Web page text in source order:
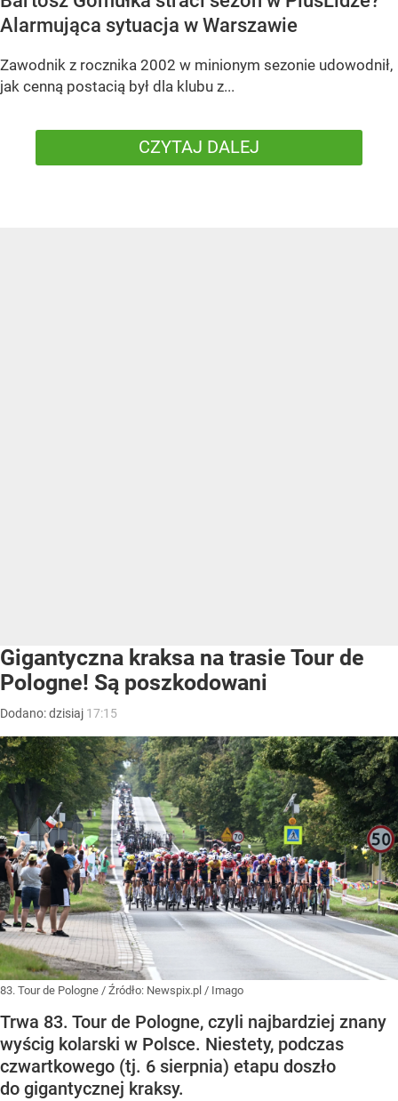
Alarmująca sytuacja w Warszawie
Zawodnik z rocznika 2002 w minionym sezonie udowodnił,
jak cenną postacią był dla klubu z...
CZYTAJ DALEJ
Gigantyczna kraksa na trasie Tour de
Pologne! Są poszkodowani
Dodano:dzisiaj 17:15
83. Tour de Pologne / Źródło: Newspix.pl / Imago
Trwa 83. Tour de Pologne, czyli najbardziej znany
wyścig kolarski w Polsce. Niestety, podczas
czwartkowego (tj. 6 sierpnia) etapu doszło
do gigantycznej kraksy.